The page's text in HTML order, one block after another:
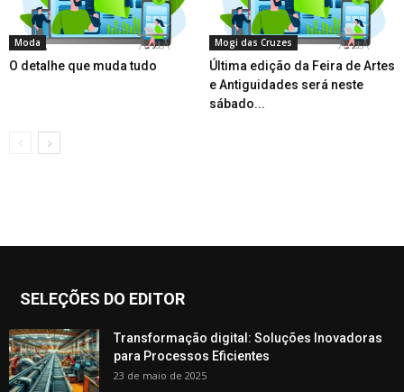
Moda
O detalhe que muda tudo
Mogi das Cruzes
Última edição da Feira de Artes
e Antiguidades será neste
sábado...
SELEÇÕES DO EDITOR
Transformação digital: Soluções Inovadoras
para Processos Eficientes
23 de maio de 2025